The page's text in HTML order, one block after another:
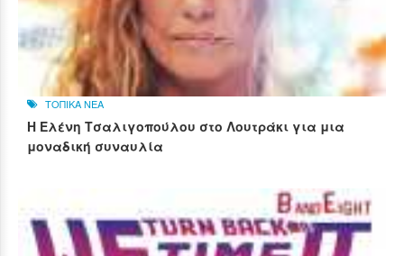
ΤΟΠΙΚΑ ΝΕΑ
Η Ελένη Τσαλιγοπούλου στο Λουτράκι για μια
μοναδική συναυλία